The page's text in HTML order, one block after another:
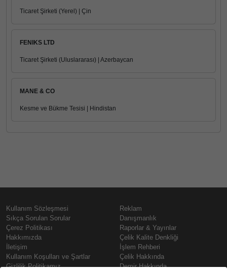
Ticaret Şirketi (Yerel) | Çin
FENIKS LTD
Ticaret Şirketi (Uluslararası) | Azerbaycan
MANE & CO
Kesme ve Bükme Tesisi | Hindistan
Kullanım Sözleşmesi
Sıkça Sorulan Sorular
Çerez Politikası
Hakkımızda
İletişim
Kullanım Koşulları ve Şartlar
Gizlilik Politikamız
Reklam
Danışmanlık
Raporlar & Yayınlar
Çelik Kalite Denkliği
İşlem Rehberi
Çelik Hakkında
Demir Hakkında